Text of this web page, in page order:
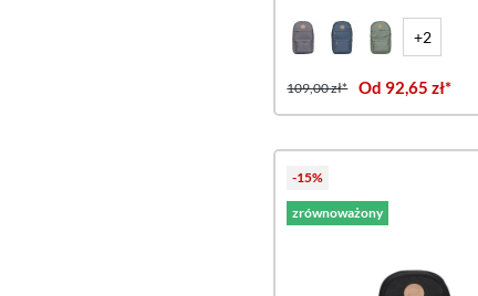
+2
109,00 zł* Od 92,65 zł*
-15%
zrównoważony